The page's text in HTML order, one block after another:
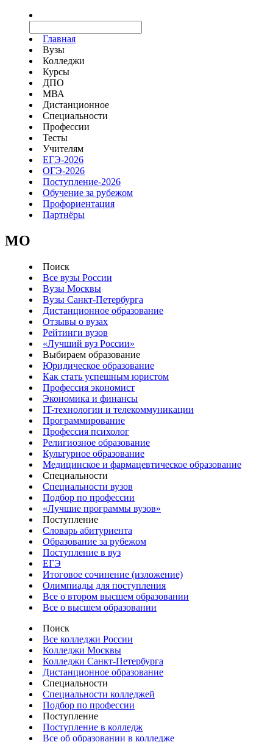
Главная
Вузы
Колледжи
Курсы
ДПО
МВА
Дистанционное
Специальности
Профессии
Тесты
Учителям
ЕГЭ-2026
ОГЭ-2026
Поступление-2026
Обучение за рубежом
Профориентация
Партнёры
MO
Поиск
Все вузы России
Вузы Москвы
Вузы Санкт-Петербурга
Дистанционное образование
Отзывы о вузах
Рейтинги вузов
«Лучший вуз России»
Выбираем образование
Юридическое образование
Как стать успешным юристом
Профессия экономист
Экономика и финансы
IT-технологии и телекоммуникации
Программирование
Профессия психолог
Религиозное образование
Культурное образование
Медицинское и фармацевтическое образование
Специальности
Специальности вузов
Подбор по профессии
«Лучшие программы вузов»
Поступление
Словарь абитуриента
Образование за рубежом
Поступление в вуз
ЕГЭ
Итоговое сочинение (изложение)
Олимпиады для поступления
Все о втором высшем образовании
Все о высшем образовании
Поиск
Все колледжи России
Колледжи Москвы
Колледжи Санкт-Петербурга
Дистанционное образование
Специальности
Специальности колледжей
Подбор по профессии
Поступление
Поступление в колледж
Все об образовании в колледже